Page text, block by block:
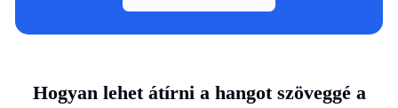
Hogyan lehet átírni a hangot szöveggé a